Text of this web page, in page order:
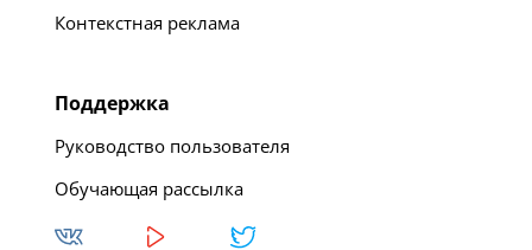
Контекстная реклама
Поддержка
Руководство пользователя
Обучающая рассылка